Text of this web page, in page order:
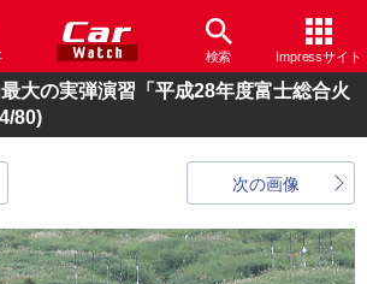
検索 Impressサイト
大の実弾演習「平成28年度富士総合火
80)
次の画像